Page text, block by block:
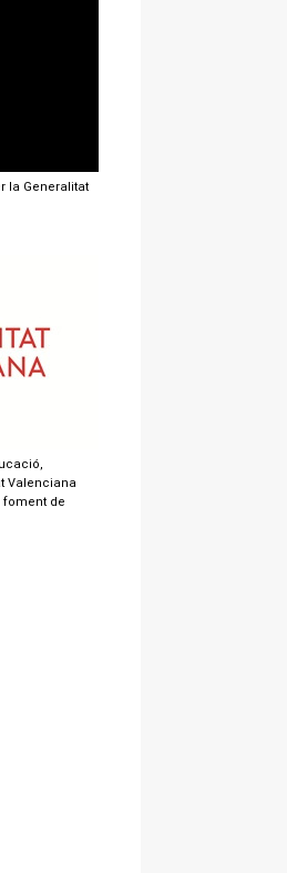
la Generalitat
Valenciana
foment de